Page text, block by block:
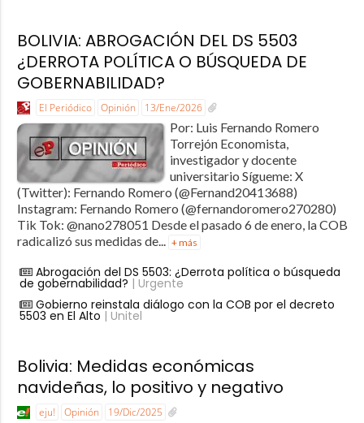
BOLIVIA: ABROGACIÓN DEL DS 5503
¿DERROTA POLÍTICA O BÚSQUEDA DE
GOBERNABILIDAD?
El Periódico Opinión 13/Ene/2026
Por: Luis Fernando Romero
Torrejón Economista,
investigador y docente
universitario Sígueme: X
(Twitter): Fernando Romero (@Fernand20413688)
Instagram: Fernando Romero (@fernandoromero270280)
Tik Tok: @nano278051 Desde el pasado 6 de enero, la COB
radicalizó sus medidas de... + más
Abrogación del DS 5503: ¿Derrota política o búsqueda
de gobernabilidad? | Urgente
Gobierno reinstala diálogo con la COB por el decreto
5503 en El Alto | Unitel
Bolivia: Medidas económicas
navideñas, lo positivo y negativo
eju! Opinión 19/Dic/2025